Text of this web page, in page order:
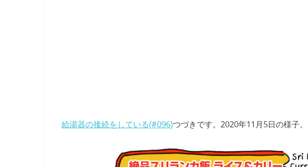
給湯器の接続をしている(#096)つづきです。2020年11月5日の様子。